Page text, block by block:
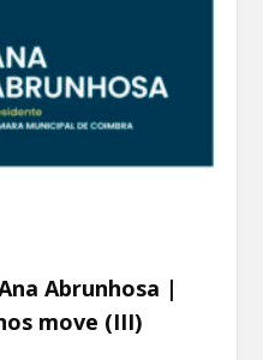
Abrunhosa |
move (III)